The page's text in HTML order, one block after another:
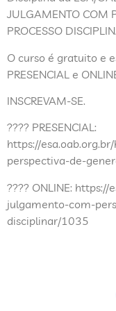
JULGAMENTO COM
PROCESSO
O curso é gratuito e
PRESENCIAL e
INSCREVAM-SE.
???? PRESENCIAL:
https://
perspectiva-de-
???? ONLINE:
julgamento-com-
disciplinar/1035